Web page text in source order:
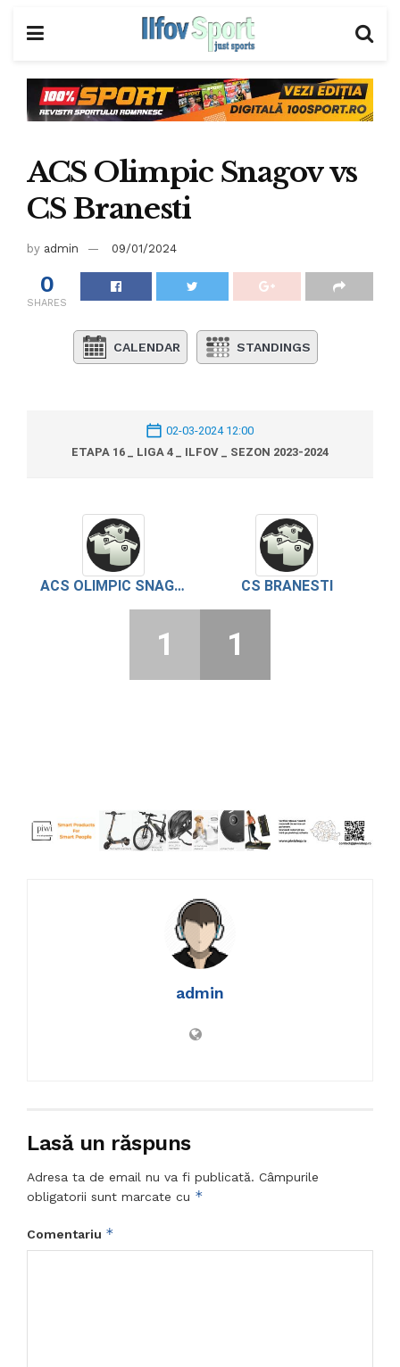
ACS Olimpic Snagov vs
CS Branesti
by admin 09/01/2024
0
SHARES
CALENDAR STANDINGS
02-03-2024 12:00
ETAPA 16 _ LIGA 4 _ ILFOV _ SEZON 2023-2024
ACS OLIMPIC SNAGOV CS BRANESTI
1 1
admin
Lasă un răspuns
Adresa ta de email nu va fi publicată. Câmpurile
obligatorii sunt marcate cu *
Comentariu *